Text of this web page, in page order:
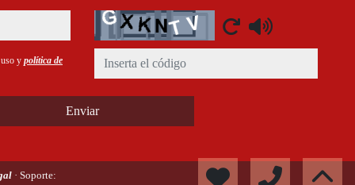
y política de
Captcha
Enviar
· Soporte: